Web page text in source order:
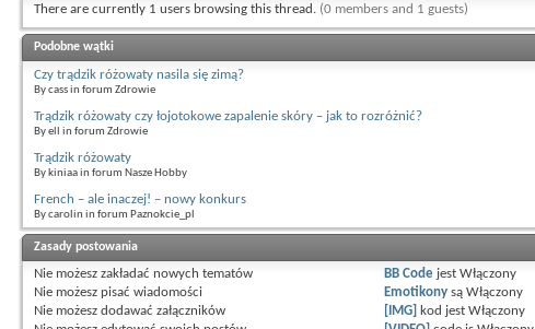
There are currently 1 users browsing this thread. (0 members and 1 guests)
Podobne wątki
Czy trądzik różowaty nasila się zimą?
By cass in forum Zdrowie
Trądzik różowaty czy łojotokowe zapalenie skóry – jak to rozróżnić?
By ell in forum Zdrowie
Trądzik różowaty
By kiniaa in forum Nasze Hobby
French – ale inaczej! – nowy konkurs
By carolin in forum Paznokcie_pl
Zasady postowania
Nie możesz zakładać nowych tematów
Nie możesz pisać wiadomości
Nie możesz dodawać załączników
BB Code jestWłączony
Emotikony sąWłączony
[IMG] kod jestWłączony